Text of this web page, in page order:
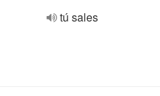
tú sales